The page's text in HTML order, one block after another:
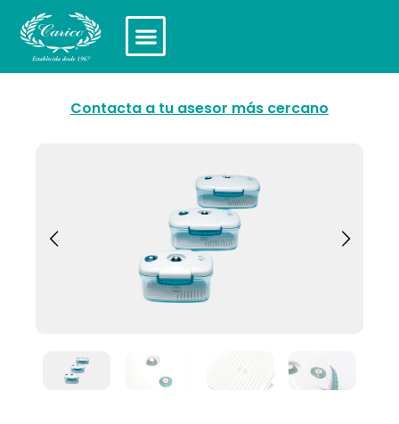
Contacta a tu asesor más cercano